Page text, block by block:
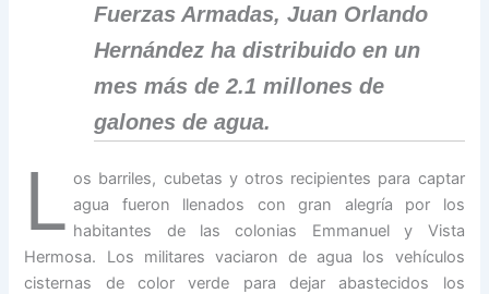
Fuerzas Armadas, Juan Orlando
Hernández ha distribuido en un
mes más de 2.1 millones de
galones de agua.
L os barriles, cubetas y otros recipientes para captar
agua fueron llenados con gran alegría por los
habitantes de las colonias Emmanuel y Vista
Hermosa. Los militares vaciaron de agua los vehículos
cisternas de color verde para dejar abastecidos los